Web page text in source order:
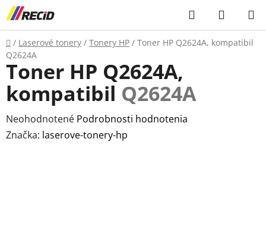
Prejsť
na
obsah
Hľadať
KOŠÍK
Domov
/ Laserové tonery / Tonery HP / Toner HP Q2624A, kompatibil
Q2624A
Toner HP Q2624A,
kompatibil Q2624A
Priemerné
hodnotenie
Neohodnotené Podrobnosti hodnotenia
Značka: laserove-tonery-hp